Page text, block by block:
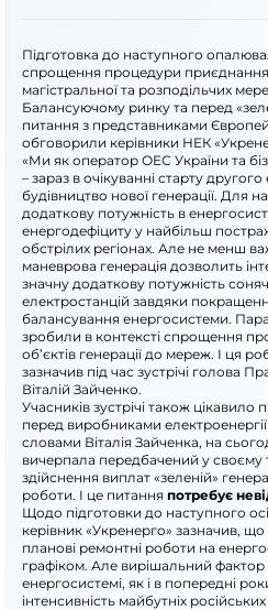
Підготовка до наступного
спрощення процедури приєднання
магістральної та розподільчих
Балансуючому ринку та перед
питання з представниками
обговорили керівники НЕК
«Ми як оператор ОЕС України та
– зараз в очікуванні старту
будівництво нової генерації. Для
додаткову потужність в
енергодефіциту у найбільш
обстрілих регіонах. Але не менш
маневрова генерація дозволить
значну додаткову потужність
електростанцій завдяки
балансування енергосистеми.
зробили в контексті спрощення
об’єктів генерації до мереж. І ця
зазначив під час зустрічі голова
Віталій Зайченко.
Учасників зустрічі також цікавило
перед виробниками
словами Віталія Зайченка, на
вичерпала передбачений у своєму
здійснення виплат «зеленій»
роботи. І це питання потребує
Щодо підготовки до наступного
керівник «Укренерго» зазначив, що
планові ремонтні роботи на
графіком. Але вирішальний фактор
енергосистемі, як і в попередні
інтенсивність майбутніх російських